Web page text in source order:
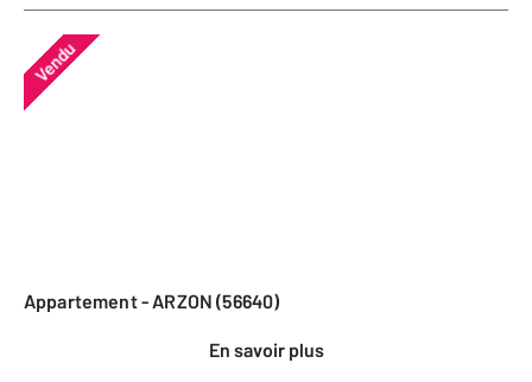
Vendu
Appartement - ARZON (56640)
En savoir plus